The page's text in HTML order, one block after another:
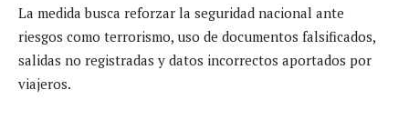
La medida busca reforzar la seguridad nacional ante
riesgos como terrorismo, uso de documentos falsificados,
salidas no registradas y datos incorrectos aportados por
viajeros.